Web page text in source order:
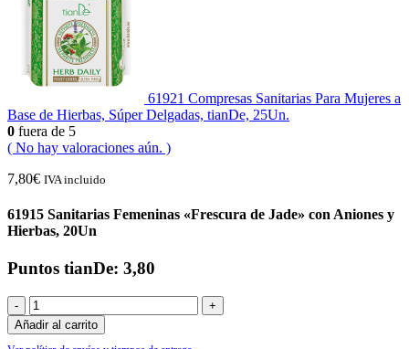
61921 Compresas Sanitarias Para Mujeres a
Base de Hierbas, Súper Delgadas, tianDe, 25Un.
0 fuera de 5
( No hay valoraciones aún. )
7,80€ IVA incluido
61915 Sanitarias Femeninas «Frescura de Jade» con Aniones y
Hierbas, 20Un
Puntos tianDe: 3,80
-
+
Añadir al carrito